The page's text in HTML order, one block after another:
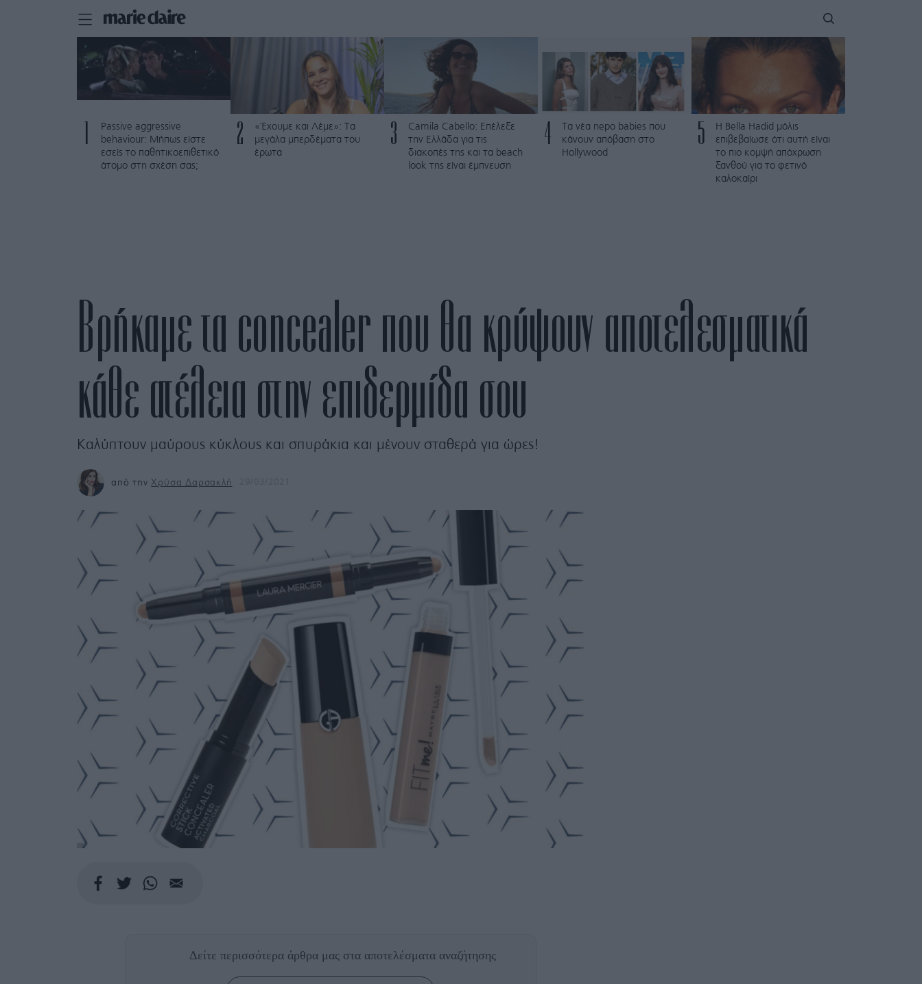
Passive aggressive
behaviour: Μήπως είστε
εσείς το παθητικοεπιθετικό
άτομο στη σχέση σας;
2
«Έχουμε και Λέμε»: Τα
μεγάλα μπερδέματα του
έρωτα
3
Camila Cabello: Επέλεξε
την Ελλάδα για τις
διακοπές της και τα beach
look της είναι έμπνευση
4
Τα νέα nepo babies που
κάνουν απόβαση στο
Hollywood
5
Η Bella Hadid μόλις
επιβεβαίωσε ότι αυτή είναι
το πιο κομψή απόχρωση
ξανθού για το φετινό
καλοκαίρι
Βρήκαμε τα concealer που θα κρύψουν αποτελεσματικά
κάθε ατέλεια στην επιδερμίδα σου
Καλύπτουν μαύρους κύκλους και σπυράκια και μένουν σταθερά για ώρες!
από την Χρύσα Δαρσακλή
Δείτε περισσότερα άρθρα μας στα αποτελέσματα αναζήτησης